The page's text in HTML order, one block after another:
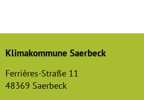
Klimakommune Saerbeck
Ferrières-Straße 11
48369 Saerbeck